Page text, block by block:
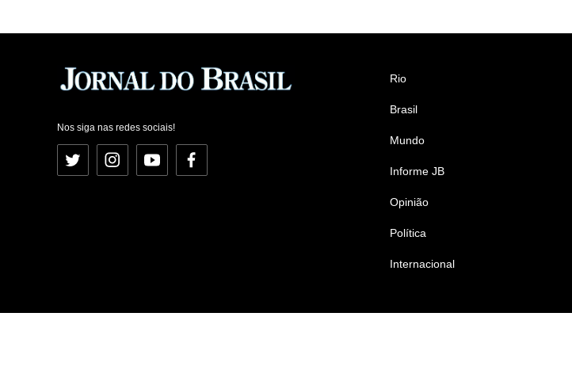
Nos siga nas redes sociais!
Twitter InstagramYouTubeFacebook
Rio
Brasil
Mundo
Informe JB
Opinião
Política
Internacional